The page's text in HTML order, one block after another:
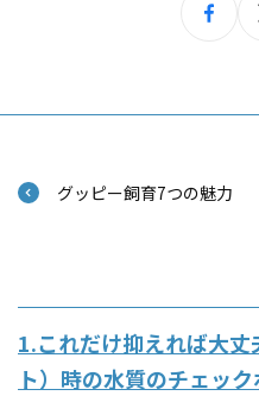
グッピー飼育7つの魅力
1.これだけ抑えれば大
ト）時の水質のチェッ